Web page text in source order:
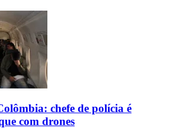
chefe de polícia é
com drones